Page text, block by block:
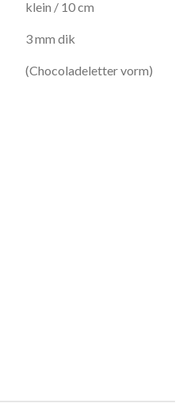
klein / 10 cm
3 mm dik
(Chocoladeletter vorm)